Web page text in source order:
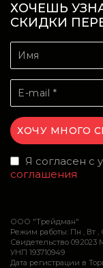
ХОЧЕШЬ
СКИДКИ
Я согласен с
соглашения
ООО "Трейдман"
Режим работы: Пн , Вт ,
Свидетельство
УНП 193710949
Дата регистрации в